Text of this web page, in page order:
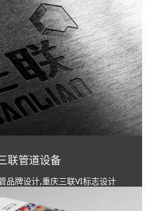
联管道设备
品牌设计,重庆三联VI标志设计